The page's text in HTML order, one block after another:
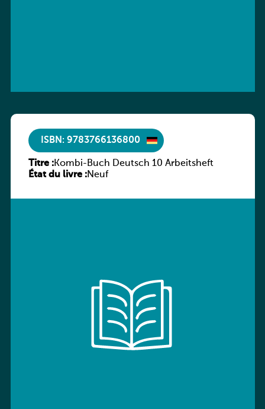
ISBN: 9783766136800
Titre :Kombi-Buch Deutsch 10 Arbeitsheft
État du livre :Neuf